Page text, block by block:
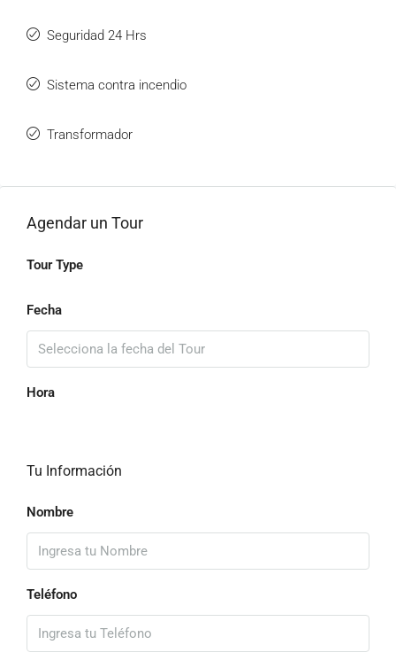
Seguridad 24 Hrs
Sistema contra incendio
Transformador
Agendar un Tour
Tour Type
Fecha
Hora
Tu Información
Nombre
Teléfono